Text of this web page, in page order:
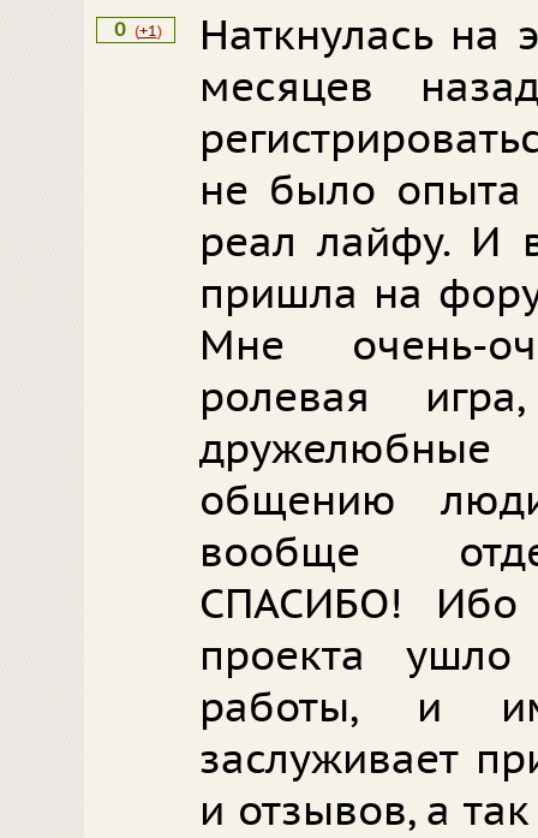
0 (+1)
Наткнулась на
месяцев
не было опыта
реал лайфу. И
пришла на
Мне очень-
ролевая
общению
вообще
СПАСИБО! Ибо
проекта
работы, и
заслуживает
и отзывов, а